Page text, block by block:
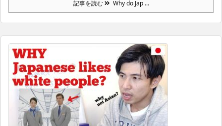
記事を読む Why do Jap ...